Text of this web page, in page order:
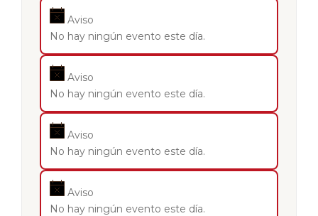
Aviso
No hay ningún evento este día.
Aviso
No hay ningún evento este día.
Aviso
No hay ningún evento este día.
Aviso
No hay ningún evento este día.